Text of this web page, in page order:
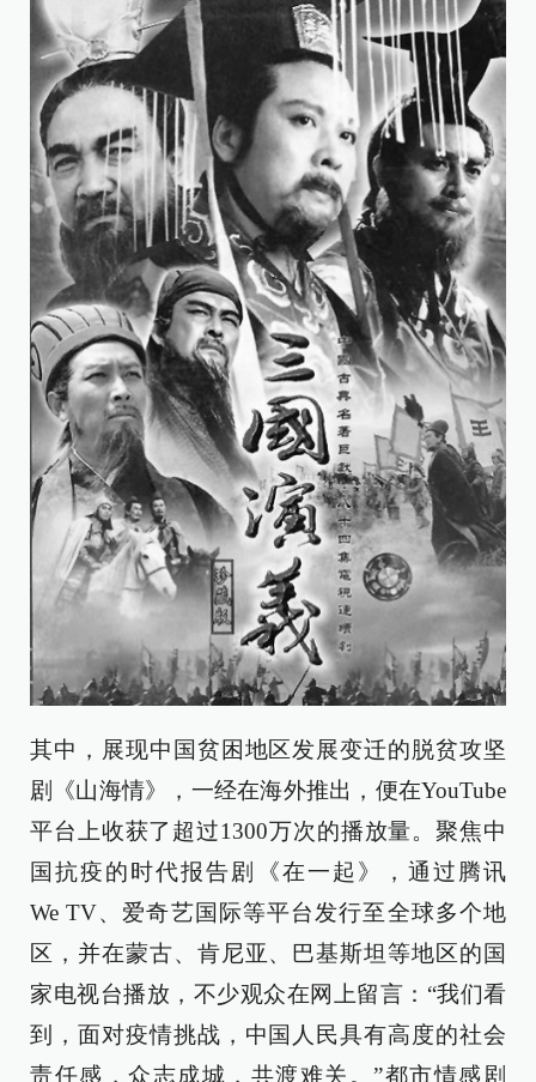
其中，展现中国贫困地区发展变迁的脱贫攻坚
剧《山海情》，一经在海外推出，便在YouTube
平台上收获了超过1300万次的播放量。聚焦中
国抗疫的时代报告剧《在一起》，通过腾讯
We TV、爱奇艺国际等平台发行至全球多个地
区，并在蒙古、肯尼亚、巴基斯坦等地区的国
家电视台播放，不少观众在网上留言：“我们看
到，面对疫情挑战，中国人民具有高度的社会
责任感，众志成城，共渡难关。”都市情感剧